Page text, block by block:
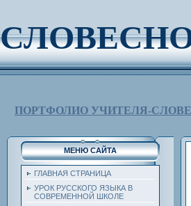
ПОРТФОЛИО УЧИТЕЛЯ-
МЕНЮ САЙТА
ГЛАВНАЯ СТРАНИЦА
УРОК РУССКОГО ЯЗЫКА В
СОВРЕМЕННОЙ ШКОЛЕ